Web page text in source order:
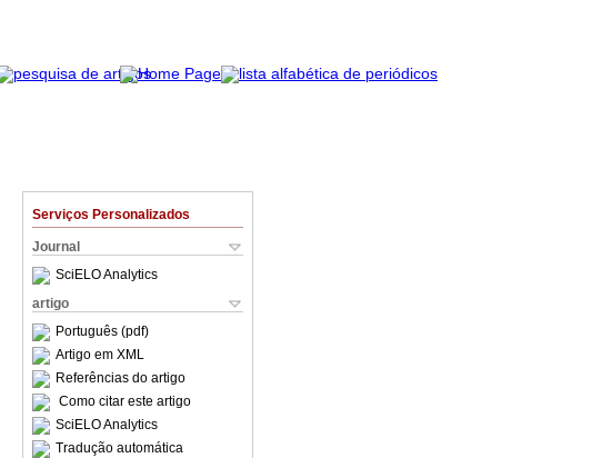
Serviços Personalizados
Journal
SciELO Analytics
artigo
Português (pdf)
Artigo em XML
Referências do artigo
Como citar este artigo
SciELO Analytics
Tradução automática